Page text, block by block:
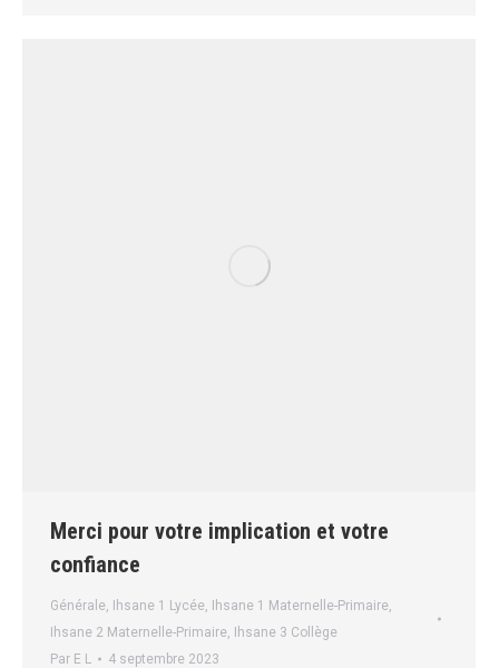
Merci pour votre implication et votre
confiance
Générale, Ihsane 1 Lycée, Ihsane 1 Maternelle-Primaire,
Ihsane 2 Maternelle-Primaire,
Ihsane 3 Collège
Par E L 4 septembre 2023